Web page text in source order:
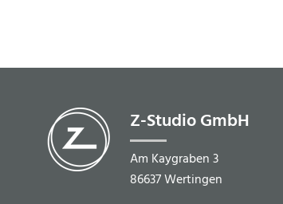
Z-Studio GmbH
Am Kaygraben 3
86637 Wertingen